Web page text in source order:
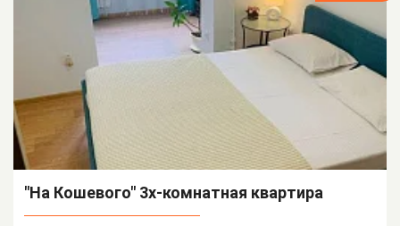
"На Кошевого" 3х-комнатная квартира